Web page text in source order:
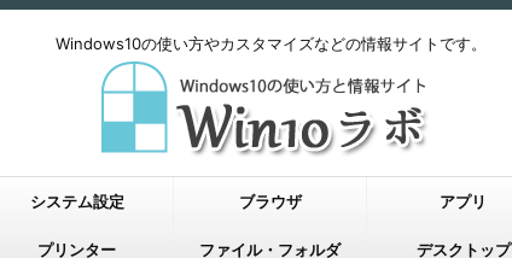
Windows10の使い方やカスタマイズなどの情報サイトです。
システム設定 ブラウザ アプリ
プリンター ファイル・フォルダ デスクトップ